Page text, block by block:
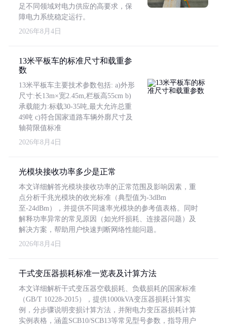
足不同领域对电力供应的高要求，保
障电力系统稳定运行。
2026年8月4日
13米平板车的标准尺寸和载重参
数
13米平板车主要技术参数包括: a)外形
尺寸:长13m×宽2.45m,栏板高55cm b)
承载能力:标载30-35吨,最大允许总重
49吨 c)符合国家道路车辆外廓尺寸及
轴荷限值标准
2026年8月4日
光模块接收功率多少是正常
本文详细解答光模块接收功率的正常范围及影响因素，重
点分析千兆光模块的收光标准（典型值为-3dBm
至-24dBm），并提供不同速率光模块的参考值表格。同时
解释功率异常的常见原因（如光纤损耗、连接器问题）及
解决方案，帮助用户快速判断网络性能问题。
2026年8月4日
干式变压器损耗标准一览表及计算方法
本文详细解析干式变压器空载损耗、负载损耗的国家标准
（GB/T 10228-2015），提供1000kVA变压器损耗计算实
例，分步骤说明变损计算方法，并附电力变压器损耗计算
实例表格，涵盖SCB10/SCB13等常见型号参数，指导用户